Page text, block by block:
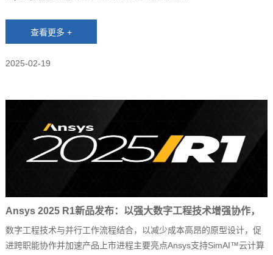
2025-02-19
Ansys 2025 R1新品发布：以强大数字工程技术增强协作，
拓展云计算及AI并赋能数据洞察
数字工程技术与并行工作流程结合，以减少成本高昂的原型设计，促
进跨职能协作并加速产品上市进程主要亮点Ansys支持SimAI™云计算